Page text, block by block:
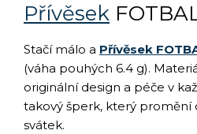
Přívěsek
Stačí málo a Přívěsek
(váha pouhých 6.4 g).
originální design a péče v
takový šperk, který promění
svátek.